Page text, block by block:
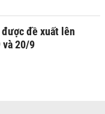
được đề xuất lên
và 20/9